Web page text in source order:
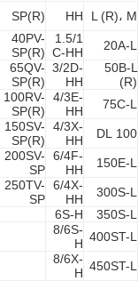
L (R)، M HH
SP(R)
20A-L
1.5/1
C-HH
40PV-
SP(R)
50B-L
(R)
3/2D-
HH
65QV-
SP(R)
75C-L
4/3E-
HH
100RV-
SP(R)
100 DL
4/3X-
HH
150SV-
SP(R)
150E-L
6/4F-
HH
200SV-
SP
300S-L
6/4X-
HH
250TV-
SP
350S-L
6S-H
400ST-L
8/6S-
H
450ST-L
8/6X-
H